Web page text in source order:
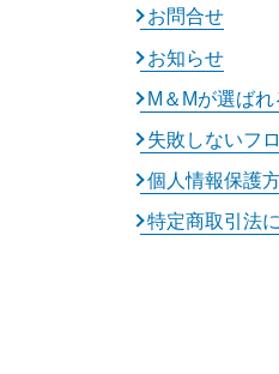
お問合せ
お知らせ
M＆Mが選ば
失敗しないフ
個人情報保護
特定商取引法